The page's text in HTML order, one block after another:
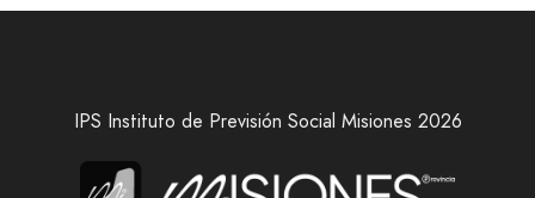
IPS Instituto de Previsión Social Misiones 2026